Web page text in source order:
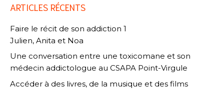
ARTICLES RÉCENTS
Faire le récit de son addiction 1
Julien, Anita et Noa
Une conversation entre une toxicomane et son
médecin addictologue au CSAPA Point-Virgule
Accéder à des livres, de la musique et des films